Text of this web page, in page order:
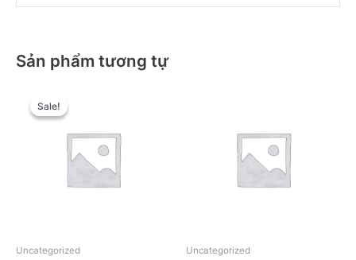
Sản phẩm tương tự
Sale!
Sale!
Uncategorized Uncategorized